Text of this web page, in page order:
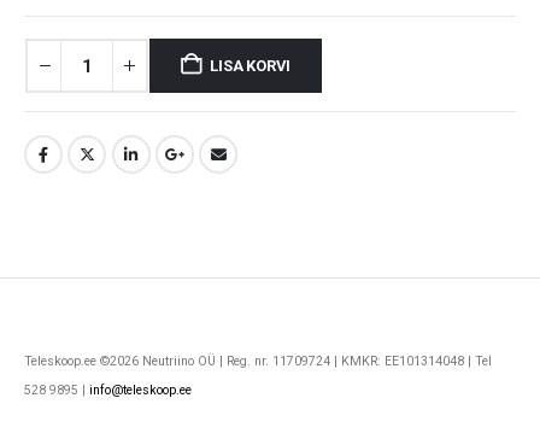
LISA KORVI
Teleskoop.ee ©2026 Neutriino OÜ | Reg. nr. 11709724 | KMKR: EE101314048 | Tel
528 9895 | info@teleskoop.ee